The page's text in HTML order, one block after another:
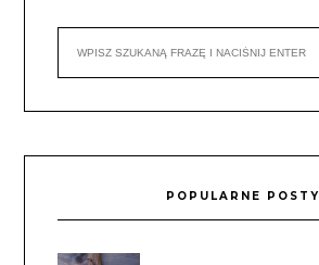
POPULARNE POSTY